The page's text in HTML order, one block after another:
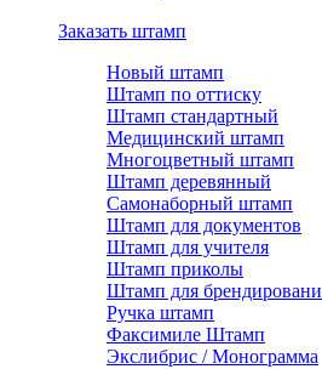
Заказать штамп
Новый штамп
Штамп по оттиску
Штамп стандартный
Медицинский штамп
Многоцветный штамп
Штамп деревянный
Самонаборный штамп
Штамп для документов
Штамп для учителя
Штамп приколы
Штамп для
Ручка штамп
Факсимиле Штамп
Экслибрис / Монограмма